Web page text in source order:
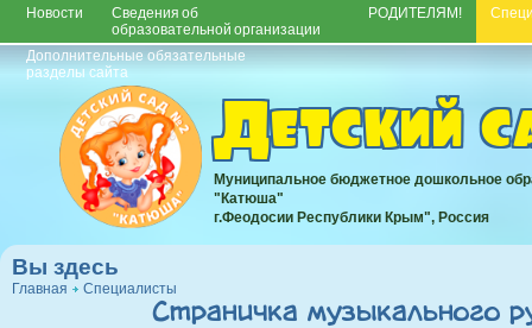
Новости
Сведения об
образовательной организации
РОДИТЕЛЯМ!
Дополнительные обязательные
разделы сайта
Детский
Муниципальное бюджетное дошкольное
"Катюша"
г.Феодосии Республики Крым", Россия
Вы здесь
Главная Специалисты
Страничка музыкального